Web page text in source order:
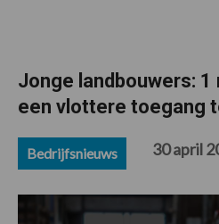
Jonge landbouwers:
een vlottere toegang
Bedrijfsnieuws 30 april